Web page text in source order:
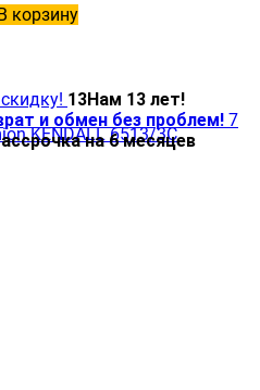
корзину
13Нам 13 лет!
и обмен без проблем! 7
на 6 месяцев